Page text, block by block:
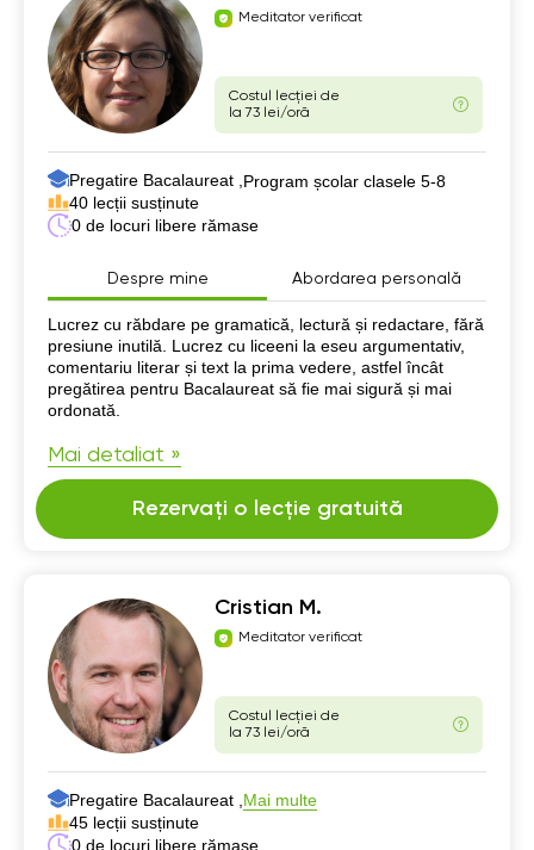
Meditator verificat
Costul lecției de
la 73 lei/oră
Pregatire Bacalaureat , Program școlar clasele 5-8
40 lecții susținute
0 de locuri libere rămase
Despre mine Abordarea personală
Despre mine
Lucrez cu răbdare pe gramatică, lectură și redactare, fără
presiune inutilă. Lucrez cu liceeni la eseu argumentativ,
comentariu literar și text la prima vedere, astfel încât
pregătirea pentru Bacalaureat să fie mai sigură și mai
ordonată.
Mai detaliat »
Rezervați o lecție gratuită
Cristian M.
Meditator verificat
Costul lecției de
la 73 lei/oră
Pregatire Bacalaureat , Mai multe
45 lecții susținute
0 de locuri libere rămase